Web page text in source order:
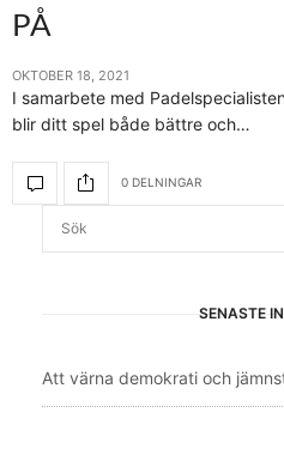
PÅ
OKTOBER 18, 2021
I samarbete med
blir ditt spel både bättre och…
0 DELNINGAR
SENASTE
Att värna demokrati och